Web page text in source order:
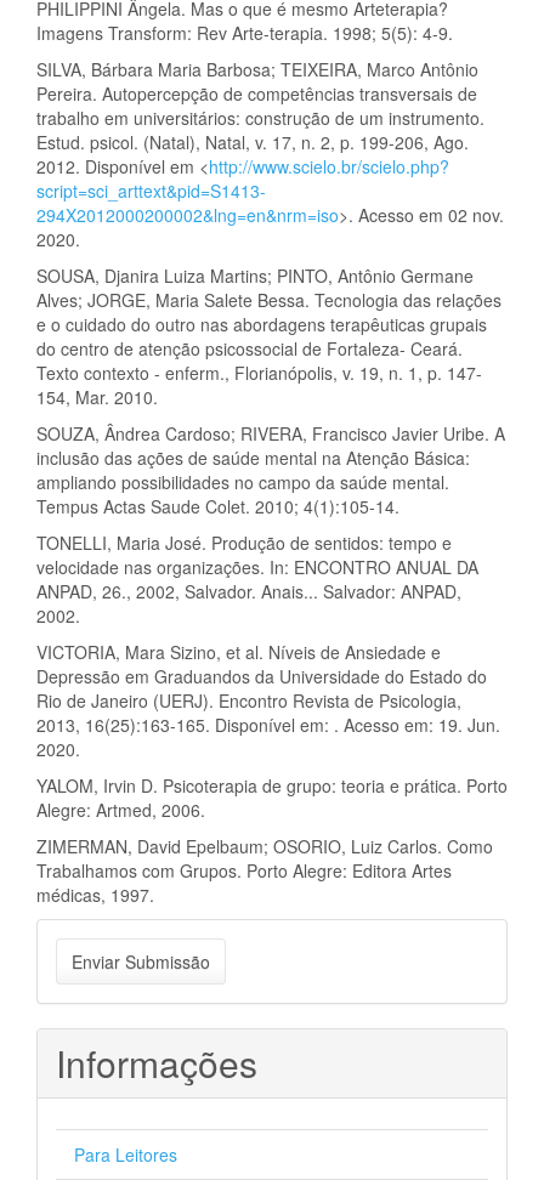
PHILIPPINI Ângela. Mas o que é mesmo Arteterapia?
Imagens Transform: Rev Arte-terapia. 1998; 5(5): 4-9.
SILVA, Bárbara Maria Barbosa; TEIXEIRA, Marco Antônio
Pereira. Autopercepção de competências transversais de
trabalho em universitários: construção de um instrumento.
Estud. psicol. (Natal), Natal, v. 17, n. 2, p. 199-206, Ago.
2012. Disponível em <http://www.scielo.br/scielo.php?
script=sci_arttext&pid=S1413-
294X2012000200002&lng=en&nrm=iso>. Acesso em 02 nov.
2020.
SOUSA, Djanira Luiza Martins; PINTO, Antônio Germane
Alves; JORGE, Maria Salete Bessa. Tecnologia das relações
e o cuidado do outro nas abordagens terapêuticas grupais
do centro de atenção psicossocial de Fortaleza- Ceará.
Texto contexto - enferm., Florianópolis, v. 19, n. 1, p. 147-
154, Mar. 2010.
SOUZA, Ândrea Cardoso; RIVERA, Francisco Javier Uribe. A
inclusão das ações de saúde mental na Atenção Básica:
ampliando possibilidades no campo da saúde mental.
Tempus Actas Saude Colet. 2010; 4(1):105-14.
TONELLI, Maria José. Produção de sentidos: tempo e
velocidade nas organizações. In: ENCONTRO ANUAL DA
ANPAD, 26., 2002, Salvador. Anais... Salvador: ANPAD,
2002.
VICTORIA, Mara Sizino, et al. Níveis de Ansiedade e
Depressão em Graduandos da Universidade do Estado do
Rio de Janeiro (UERJ). Encontro Revista de Psicologia,
2013, 16(25):163-165. Disponível em: . Acesso em: 19. Jun.
2020.
YALOM, Irvin D. Psicoterapia de grupo: teoria e prática. Porto
Alegre: Artmed, 2006.
ZIMERMAN, David Epelbaum; OSORIO, Luiz Carlos. Como
Trabalhamos com Grupos. Porto Alegre: Editora Artes
médicas, 1997.
Enviar
Submissão
Enviar Submissão
Informações
Para Leitores